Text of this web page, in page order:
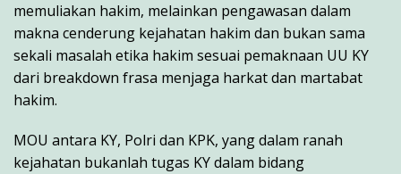
memuliakan hakim, melainkan pengawasan dalam
makna cenderung kejahatan hakim dan bukan sama
sekali masalah etika hakim sesuai pemaknaan UU KY
dari breakdown frasa menjaga harkat dan martabat
hakim.
MOU antara KY, Polri dan KPK, yang dalam ranah
kejahatan bukanlah tugas KY dalam bidang